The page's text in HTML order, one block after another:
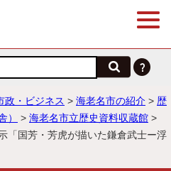
政・ビジネス > 海老名市の紹介 > 歴
）
> 海老名市立歴史資料収蔵館 >
「国芳・芳虎が描いた鎌倉武士ー浮